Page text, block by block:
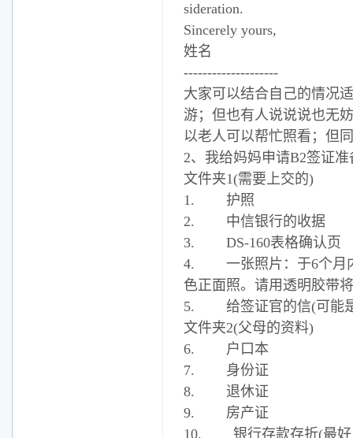
sideration.
Sincerely yours,
姓名
--------------------
大家可以结合自己的情况
游；但也有人说说说也无
以老人可以帮忙照看；但
2、我给妈妈申请B2签证
文件夹1(需要上交的)
1. 护照
2. 中信银行的收据
3. DS-160表格确认页
4. 一张照片：于6个月内
色正面照。请用透明胶带
5. 给签证官的信(可能是
文件夹2(父母的资料)
6. 户口本
7. 身份证
8. 退休证
9. 房产证
10. 银行存款存折(最好